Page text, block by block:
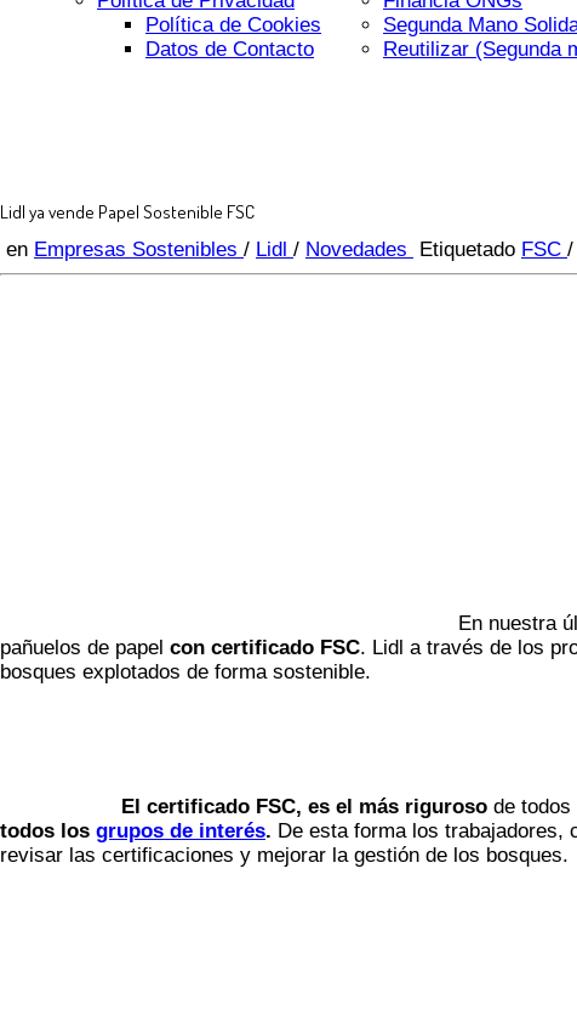
Política de Cookies
Datos de Contacto
Segunda Mano
Reutilizar (Segunda
Lidl ya vende Papel Sostenible FSC
en Empresas Sostenibles / Lidl / Novedades Etiquetado FSC /
En nuestra
pañuelos de papel con certificado FSC. Lidl a través de los
bosques explotados de forma sostenible.
El certificado FSC, es el más riguroso de
todos los grupos de interés. De esta forma los trabajadores,
revisar las certificaciones y mejorar la gestión de los bosques.